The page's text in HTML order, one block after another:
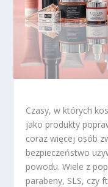
Czasy, w których
jako produkty
coraz więcej osób
bezpieczeństwo
powodu. Wiele z
parabeny, SLS, czy